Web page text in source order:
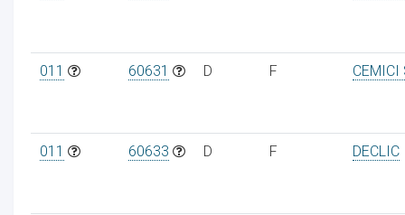
011 60631 D F CEMICI
011 60633 D F DECLIC